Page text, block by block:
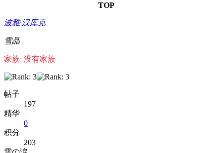
TOP
波雅·汉库克
雪晶
家族: 没有家族
帖子
197
精华
0
积分
203